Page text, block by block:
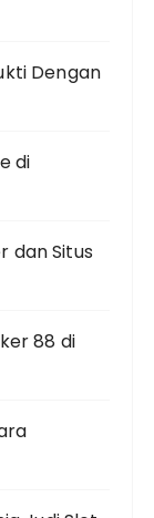
Dengan
di
dan Situs
88 di